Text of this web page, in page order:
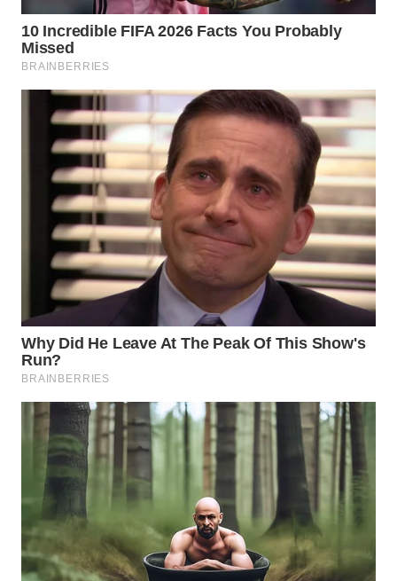
SUMEDANG
WN
WN
KEPULAUAN
SERIBU
WN
TANGERANG
WN
BINJAI
WN
CIREBON
WN
INDRAMAYU
WN
KUNINGAN
WN
MAJALENGKA